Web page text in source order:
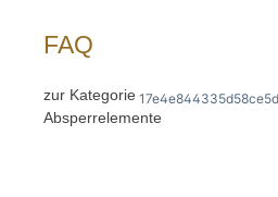
FAQ
zur Kategorie
Absperrelemente